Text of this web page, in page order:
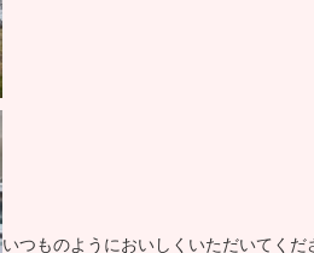
いつものようにおいしくいただいてくだ